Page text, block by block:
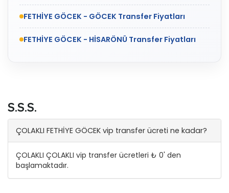
FETHİYE GÖCEK - GÖCEK Transfer Fiyatları
FETHİYE GÖCEK - HİSARÖNÜ Transfer Fiyatları
S.S.S.
ÇOLAKLI FETHİYE GÖCEK vip transfer ücreti ne kadar?
ÇOLAKLI ÇOLAKLI vip transfer ücretleri ₺ 0' den
başlamaktadır.